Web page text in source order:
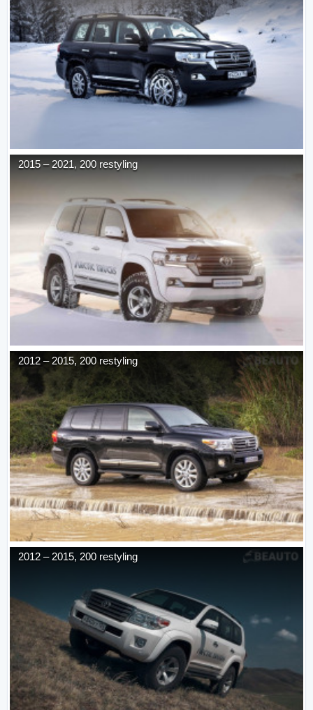
2015 – 2021, 200 restyling
2012 – 2015, 200 restyling
2012 – 2015, 200 restyling